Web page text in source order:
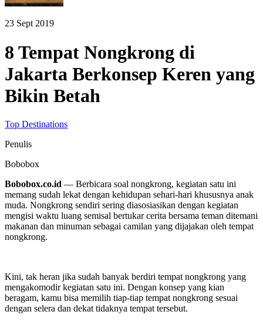
23 Sept 2019
8 Tempat Nongkrong di
Jakarta Berkonsep Keren yang
Bikin Betah
Top Destinations
Penulis
Bobobox
Bobobox.co.id — Berbicara soal nongkrong, kegiatan satu ini
memang sudah lekat dengan kehidupan sehari-hari khususnya anak
muda. Nongkrong sendiri sering diasosiasikan dengan kegiatan
mengisi waktu luang semisal bertukar cerita bersama teman ditemani
makanan dan minuman sebagai camilan yang dijajakan oleh tempat
nongkrong.
Kini, tak heran jika sudah banyak berdiri tempat nongkrong yang
mengakomodir kegiatan satu ini. Dengan konsep yang kian
beragam, kamu bisa memilih tiap-tiap tempat nongkrong sesuai
dengan selera dan dekat tidaknya tempat tersebut.